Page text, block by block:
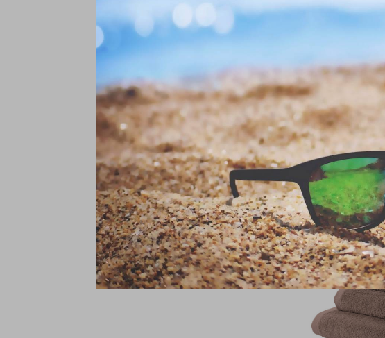
Aquanova
London
€4,05
€4,50
SALE
-10%